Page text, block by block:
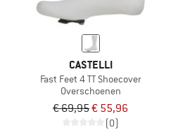
CASTELLI
Fast Feet 4 TT Shoecover
Overschoenen
€ 69,95€ 55,96
(0)